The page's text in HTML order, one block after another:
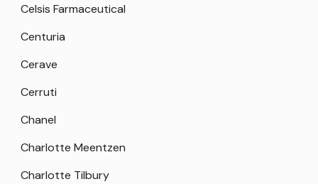
Celsis Farmaceutical
Centuria
Cerave
Cerruti
Chanel
Charlotte Meentzen
Charlotte Tilbury